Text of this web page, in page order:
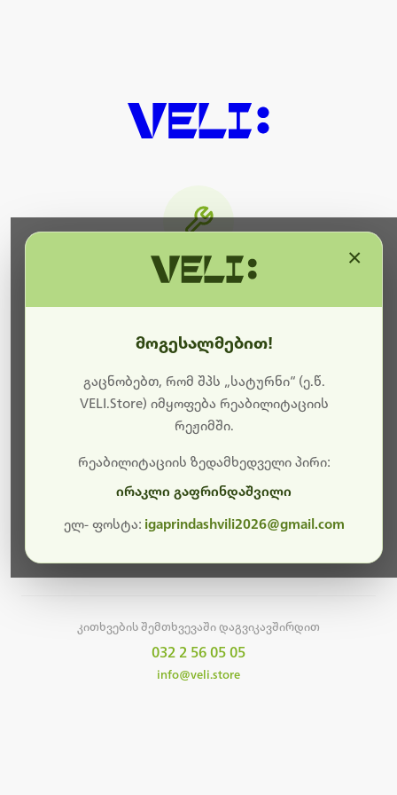
ბოდიშს გიხდით შეფერხებისთვის. ამჟამად
მიმდინარეობს საიტის განახლება და ტექნიკური
სამუშაოები.
მალე ისევ ხელმისაწვდომი იქნება. გმადლობთ
კითხვების შემთხვევაში დაგვიკავშირდით
032 2 56 05 05
info@veli.store
მოგესალმებით!
გაცნობებთ, რომ შპს „სატურნი“ (ე.წ.
VELI.Store) იმყოფება რეაბილიტაციის
რეჟიმში.
რეაბილიტაციის ზედამხედველი პირი:
ირაკლი გაფრინდაშვილი
ელ- ფოსტა: igaprindashvili2026@gmail.com
×